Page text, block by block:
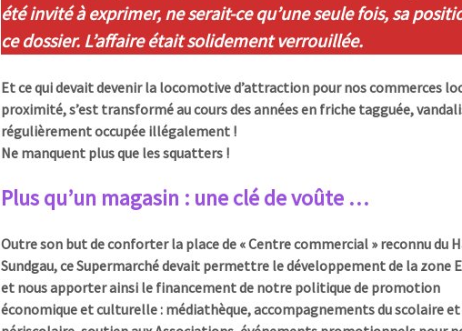
été invité à exprimer, ne serait-ce qu’une seule fois, sa
ce dossier. L’affaire était solidement verrouillée.
Et ce qui devait devenir la locomotive d’attraction pour nos commerces
proximité, s’est transformé au cours des années en friche tagguée,
régulièrement occupée illégalement !
Ne manquent plus que les squatters !
Plus qu’un magasin : une clé de voûte …
Outre son but de conforter la place de « Centre commercial » reconnu du
Sundgau, ce Supermarché devait permettre le développement de la zone
et nous apporter ainsi le financement de notre politique de promotion
économique et culturelle : médiathèque, accompagnements du scolaire et